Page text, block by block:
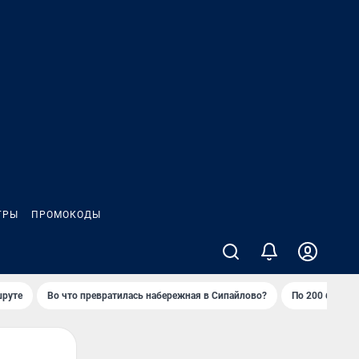
ПРОМОКОДЫ
Во что превратилась набережная в Сипайлово? По 200